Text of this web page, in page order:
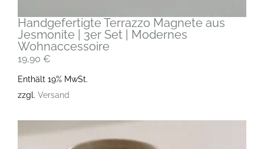
Handgefertigte Terrazzo Magnete aus
Jesmonite | 3er Set | Modernes
Wohnaccessoire
19,90 €
Enthält 19% MwSt.
zzgl. Versand